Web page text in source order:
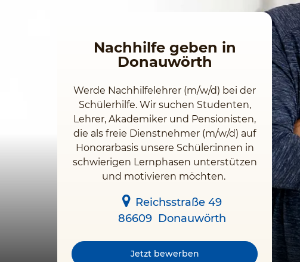
Nachhilfe geben in
Donauwörth
Werde Nachhilfelehrer (m/w/d) bei der
Schülerhilfe. Wir suchen Studenten,
Lehrer, Akademiker und Pensionisten,
die als freie Dienstnehmer (m/w/d) auf
Honorarbasis unsere Schüler:innen in
schwierigen Lernphasen unterstützen
und motivieren möchten.
Reichsstraße 49
86609 Donauwörth
Jetzt bewerben